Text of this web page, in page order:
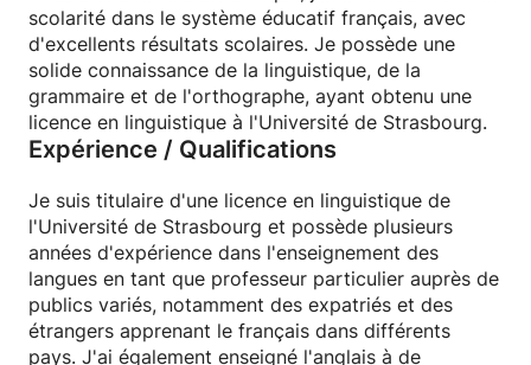
enrichissante. Je sais être patiente lorsque c'est
nécessaire et je peux parfois aborder rapidement de
nouveaux sujets linguistiques, selon l'élève. Je
m'adapte facilement à chaque personne.
scolarité dans le système éducatif français, avec
d'excellents résultats scolaires. Je possède une
solide connaissance de la linguistique, de la
grammaire et de l'orthographe, ayant obtenu une
licence en linguistique à l'Université de Strasbourg.
Expérience / Qualifications
Je suis titulaire d'une licence en linguistique de
l'Université de Strasbourg et possède plusieurs
années d'expérience dans l'enseignement des
langues en tant que professeur particulier auprès de
publics variés, notamment des expatriés et des
étrangers apprenant le français dans différents
pays. J'ai également enseigné l'anglais à de